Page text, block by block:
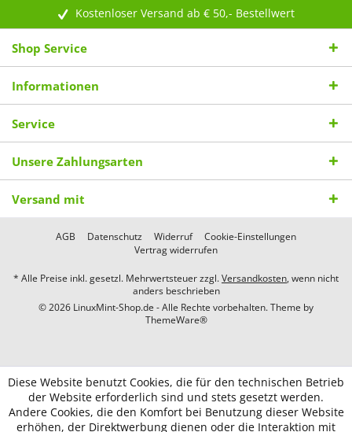
Kostenloser Versand ab € 50,- Bestellwert
Shop Service
Informationen
Service
Unsere Zahlungsarten
Versand mit
AGB Datenschutz Widerruf
Cookie-Einstellungen
Vertrag widerrufen
* Alle Preise inkl. gesetzl. Mehrwertsteuer zzgl.Versandkosten, wenn nicht
anders beschrieben
© 2026 LinuxMint-Shop.de - Alle Rechte vorbehalten. Theme by
ThemeWare®
Diese Website benutzt Cookies, die für den technischen Betrieb
der Website erforderlich sind und stets gesetzt werden.
Andere Cookies, die den Komfort bei Benutzung dieser Website
erhöhen, der Direktwerbung dienen oder die Interaktion mit